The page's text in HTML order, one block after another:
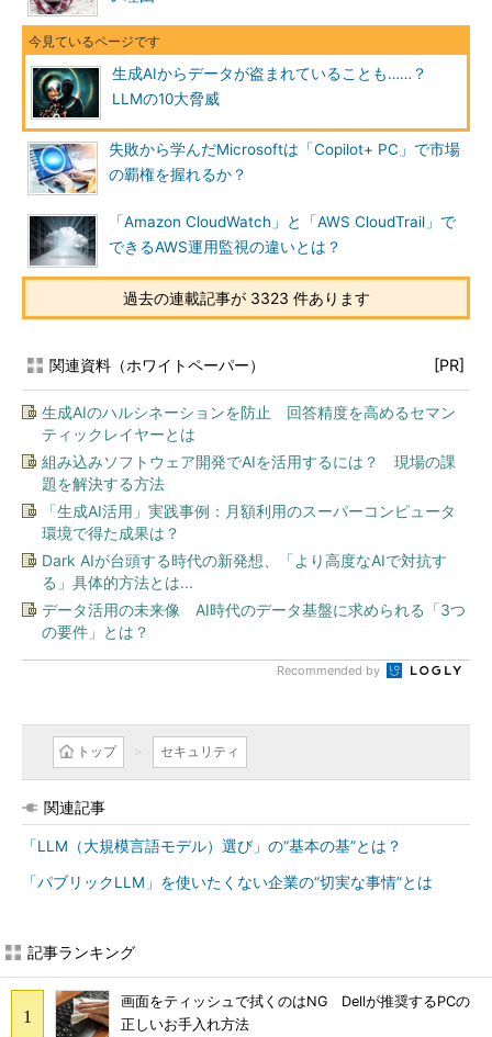
生成AIからデータが盗まれていることも……？
LLMの10大脅威
失敗から学んだMicrosoftは「Copilot+ PC」で市場
の覇権を握れるか？
「Amazon CloudWatch」と「AWS CloudTrail」で
できるAWS運用監視の違いとは？
過去の連載記事が 3323 件あります
関連資料（ホワイトペーパー） [PR]
生成AIのハルシネーションを防止 回答精度を高めるセマン
ティックレイヤーとは
組み込みソフトウェア開発でAIを活用するには？ 現場の課
題を解決する方法
「生成AI活用」実践事例：月額利用のスーパーコンピュータ
環境で得た成果は？
Dark AIが台頭する時代の新発想、「より高度なAIで対抗す
る」具体的方法とは...
データ活用の未来像 AI時代のデータ基盤に求められる「3つ
の要件」とは？
Recommended by
トップ セキュリティ
関連記事
「LLM（大規模言語モデル）選び」の“基本の基”とは？
「パブリックLLM」を使いたくない企業の“切実な事情”とは
記事ランキング
画面をティッシュで拭くのはNG Dellが推奨するPCの
正しいお手入れ方法